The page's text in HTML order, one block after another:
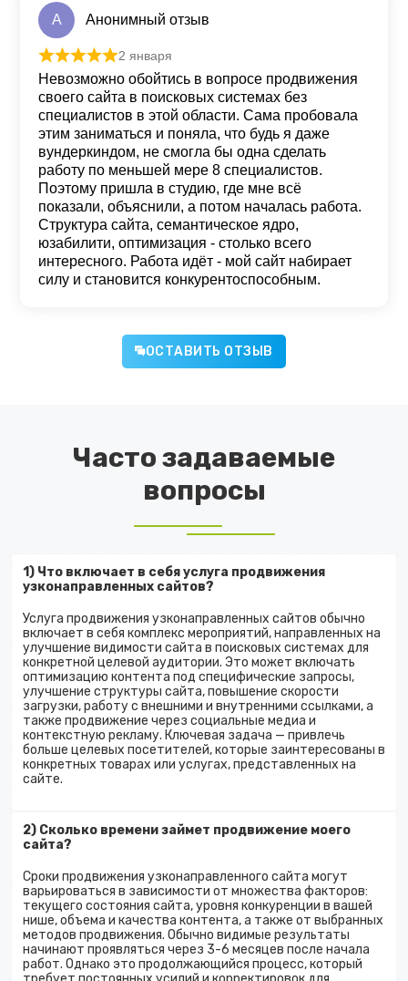
А Анонимный отзыв
Оценка 5из 5
2 января
Невозможно обойтись в вопросе продвижения
своего сайта в поисковых системах без
специалистов в этой области. Сама пробовала
этим заниматься и поняла, что будь я даже
вундеркиндом, не смогла бы одна сделать
работу по меньшей мере 8 специалистов.
Поэтому пришла в студию, где мне всё
показали, объяснили, а потом началась работа.
Структура сайта, семантическое ядро,
юзабилити, оптимизация - столько всего
интересного. Работа идёт - мой сайт набирает
силу и становится конкурентоспособным.
ОСТАВИТЬ ОТЗЫВ
Часто задаваемые
вопросы
1) Что включает в себя услуга продвижения
узконаправленных сайтов?
Услуга продвижения узконаправленных сайтов обычно
включает в себя комплекс мероприятий, направленных на
улучшение видимости сайта в поисковых системах для
конкретной целевой аудитории. Это может включать
оптимизацию контента под специфические запросы,
улучшение структуры сайта, повышение скорости
загрузки, работу с внешними и внутренними ссылками, а
также продвижение через социальные медиа и
контекстную рекламу. Ключевая задача — привлечь
больше целевых посетителей, которые заинтересованы в
конкретных товарах или услугах, представленных на
сайте.
2) Сколько времени займет продвижение моего
сайта?
Сроки продвижения узконаправленного сайта могут
варьироваться в зависимости от множества факторов:
текущего состояния сайта, уровня конкуренции в вашей
нише, объема и качества контента, а также от выбранных
методов продвижения. Обычно видимые результаты
начинают проявляться через 3-6 месяцев после начала
работ. Однако это продолжающийся процесс, который